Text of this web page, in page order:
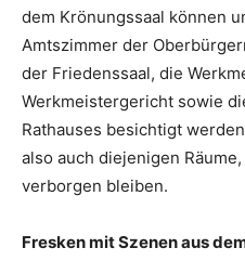
dem Krönungssaal können
Amtszimmer der
der Friedenssaal, die
Werkmeistergericht sowie
Rathauses besichtigt
also auch diejenigen
verborgen bleiben.
Fresken mit Szenen aus